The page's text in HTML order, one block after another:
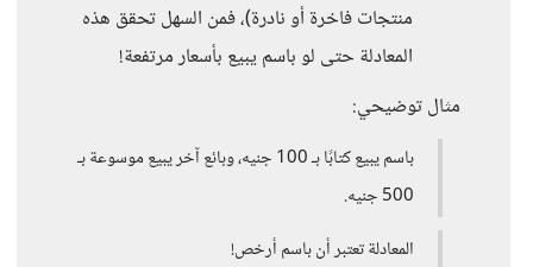
منتجات فاخرة أو نادرة)، فمن السهل تحقق هذه
المعادلة حتى لو باسم يبيع بأسعار مرتفعة!
مثال توضيحي:
باسم يبيع كتابًا بـ 100 جنيه، وبائع آخر يبيع موسوعة بـ
500 جنيه.
المعادلة تعتبر أن باسم أرخص!